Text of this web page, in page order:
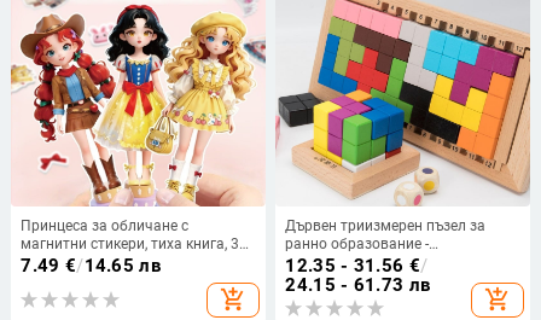
Принцеса за обличане с
магнитни стикери, тиха книга, 3D
стикери без изрязване,
образователна играчка DIY за
деца 3–6 години
7.49 €/14.65 лв
add_shopping_cart
Дървен триизмерен пъзел за
ранно образование -
многофункционален, подходящ
за деца 4–6 години, възможна
персонализация
12.35 - 31.56 €/
24.15 - 61.73 лв
add_shopping_cart